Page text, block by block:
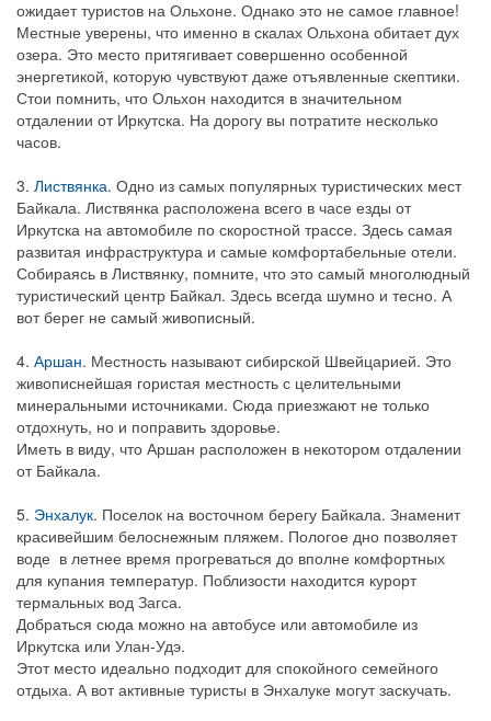
ожидает туристов на Ольхоне. Однако это не самое главное!
Местные уверены, что именно в скалах Ольхона обитает дух
озера. Это место притягивает совершенно особенной
энергетикой, которую чувствуют даже отъявленные скептики.
Стои помнить, что Ольхон находится в значительном
отдалении от Иркутска. На дорогу вы потратите несколько
часов.
3. Листвянка. Одно из самых популярных туристических мест
Байкала. Листвянка расположена всего в часе езды от
Иркутска на автомобиле по скоростной трассе. Здесь самая
развитая инфраструктура и самые комфортабельные отели.
Собираясь в Листвянку, помните, что это самый многолюдный
туристический центр Байкал. Здесь всегда шумно и тесно. А
вот берег не самый живописный.
4. Аршан. Местность называют сибирской Швейцарией. Это
живописнейшая гористая местность с целительными
минеральными источниками. Сюда приезжают не только
отдохнуть, но и поправить здоровье.
Иметь в виду, что Аршан расположен в некотором отдалении
от Байкала.
5. Энхалук. Поселок на восточном берегу Байкала. Знаменит
красивейшим белоснежным пляжем. Пологое дно позволяет
воде в летнее время прогреваться до вполне комфортных
для купания температур. Поблизости находится курорт
термальных вод Загса.
Добраться сюда можно на автобусе или автомобиле из
Иркутска или Улан-Удэ.
Этот место идеально подходит для спокойного семейного
отдыха. А вот активные туристы в Энхалуке могут заскучать.